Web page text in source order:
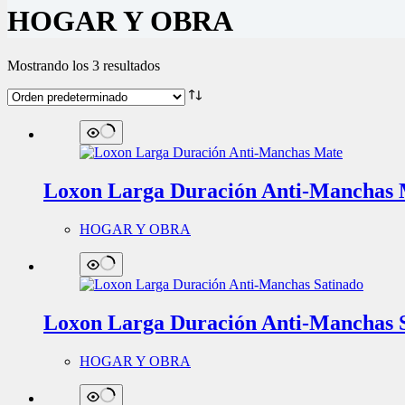
HOGAR Y OBRA
Mostrando los 3 resultados
Loxon Larga Duración Anti-Manchas
HOGAR Y OBRA
Loxon Larga Duración Anti-Manchas
HOGAR Y OBRA